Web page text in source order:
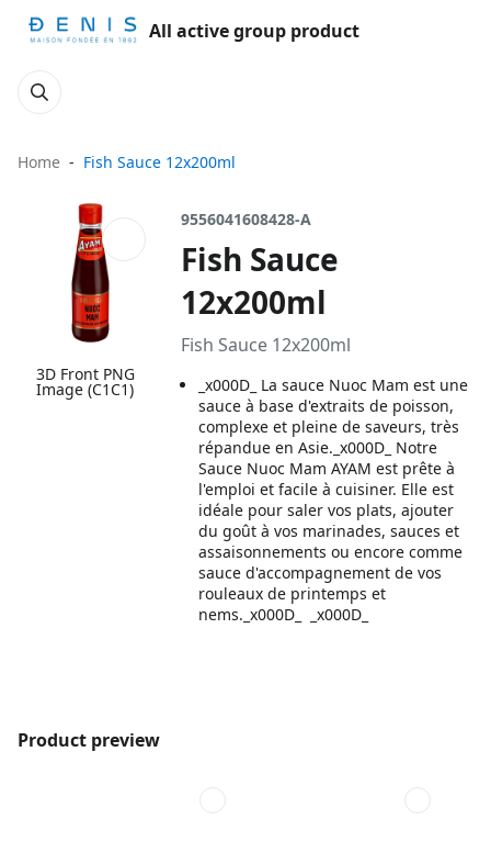
All active group product
Home Fish Sauce 12x200ml
3D Front PNG
Image (C1C1)
9556041608428-A
Fish Sauce
12x200ml
Fish Sauce 12x200ml
_x000D_ La sauce Nuoc Mam est une
sauce à base d'extraits de poisson,
complexe et pleine de saveurs, très
répandue en Asie._x000D_ Notre
Sauce Nuoc Mam AYAM est prête à
l'emploi et facile à cuisiner. Elle est
idéale pour saler vos plats, ajouter
du goût à vos marinades, sauces et
assaisonnements ou encore comme
sauce d'accompagnement de vos
rouleaux de printemps et
nems._x000D_ _x000D_
Product preview